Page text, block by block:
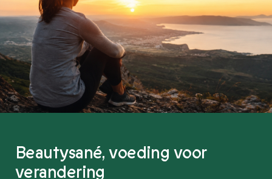
Beautysané,voeding voor
verandering